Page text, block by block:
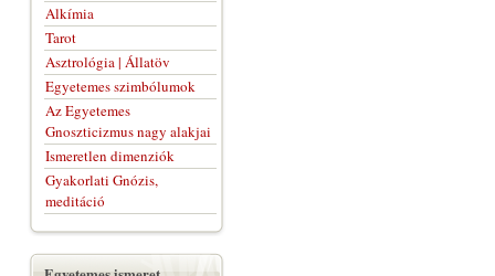
Alkímia
Tarot
Asztrológia | Állatöv
Egyetemes szimbólumok
Az Egyetemes
Gnoszticizmus nagy alakjai
Ismeretlen dimenziók
Gyakorlati Gnózis,
meditáció